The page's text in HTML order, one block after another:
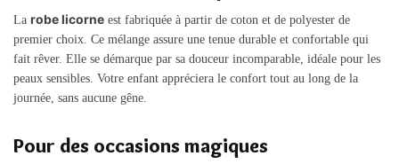
La robe licorne est fabriquée à partir de coton et de polyester de
premier choix. Ce mélange assure une tenue durable et confortable qui
fait rêver. Elle se démarque par sa douceur incomparable, idéale pour les
peaux sensibles. Votre enfant appréciera le confort tout au long de la
journée, sans aucune gêne.
Pour des occasions magiques